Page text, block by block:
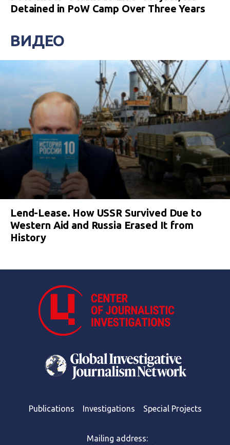
Detained in PoW Camp Over Three Years
ВИДЕО
Lend-Lease. How USSR Survived Due to
Western Aid and Russia Erased It from
History
Publications Investigations Special Projects
Mailing address: